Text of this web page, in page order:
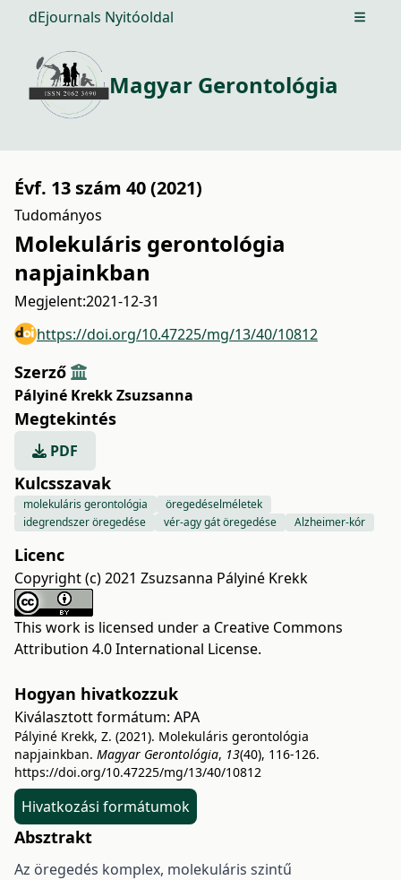
dEjournals Nyitóoldal Open
Magyar Gerontológia
Évf. 13 szám 40 (2021)
Tudományos
Molekuláris gerontológia
napjainkban
Megjelent:2021-12-31
https://doi.org/10.47225/mg/13/40/10812
Szerző
Pályiné Krekk Zsuzsanna
Megtekintés
PDF
Kulcsszavak
molekuláris gerontológia
öregedéselméletek
idegrendszer öregedése
vér-agy gát öregedése Alzheimer-kór
Licenc
Copyright (c) 2021 Zsuzsanna Pályiné Krekk
This work is licensed under a Creative Commons
Attribution 4.0 International License.
Hogyan hivatkozzuk
Kiválasztott formátum: APA
Pályiné Krekk, Z. (2021). Molekuláris gerontológia
napjainkban. Magyar Gerontológia, 13(40), 116-126.
https://doi.org/10.47225/mg/13/40/10812
Hivatkozási formátumok
Absztrakt
Az öregedés komplex, molekuláris szintű